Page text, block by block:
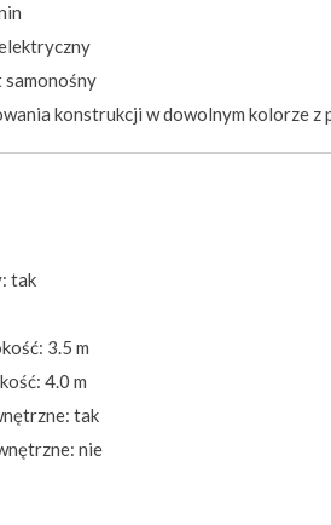
konstrukcji w dowolnym kolorze z
tak
3.5 m
4.0 m
tak
nie